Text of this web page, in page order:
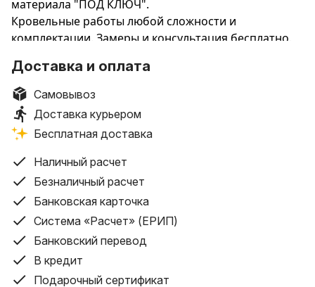
материала "ПОД КЛЮЧ".
Кровельные работы любой сложности и
комплектации. Замеры и консультация бесплатно.
и р-н, Несвижский, Ляховичский, Клецкий,
Слонимский,Новогрудский ,Кореличский р-ны.
Доставка и оплата
Самовывоз
Доставка курьером
Бесплатная доставка
Наличный расчет
Безналичный расчет
Банковская карточка
Система «Расчет» (ЕРИП)
Банковский перевод
В кредит
Подарочный сертификат